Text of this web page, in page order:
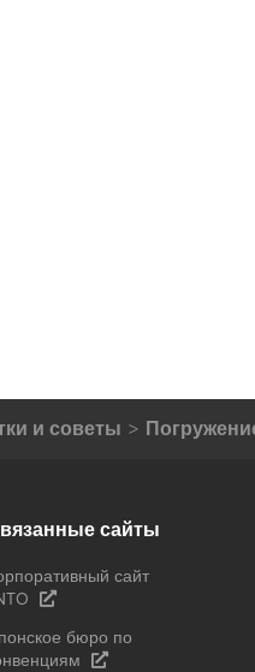
и советы
сайты
сайт
бюро по